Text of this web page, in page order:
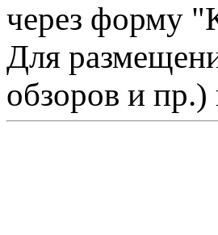
через форму
Для
обзоров и